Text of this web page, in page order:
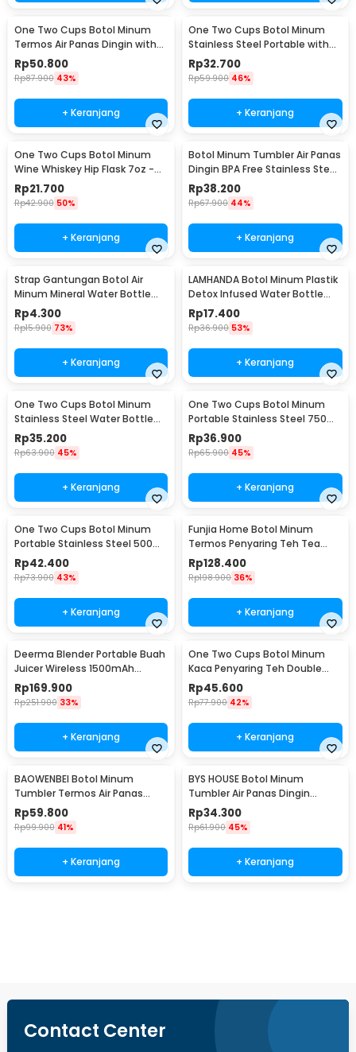
One Two Cups Botol Minum
Termos Air Panas Dingin with
Cup Head 500ml - SUS304
Rp50.800
Rp87.900 43%
+ Keranjang
One Two Cups Botol Minum
Stainless Steel Portable with
Carabiner 750ml - GBD
Rp32.700
Rp59.900 46%
+ Keranjang
One Two Cups Botol Minum
Wine Whiskey Hip Flask 7oz -
F0212
Rp21.700
Rp42.900 50%
+ Keranjang
Botol Minum Tumbler Air Panas
Dingin BPA Free Stainless Steel
350ml - HS-6983
Rp38.200
Rp67.900 44%
+ Keranjang
Strap Gantungan Botol Air
Minum Mineral Water Bottle
Belt Hanger - 3330
Rp4.300
Rp15.900 73%
+ Keranjang
LAMHANDA Botol Minum Plastik
Detox Infused Water Bottle
BPA Free 1L - QWF236
Rp17.400
Rp36.900 53%
+ Keranjang
One Two Cups Botol Minum
Stainless Steel Water Bottle
300ml - YM006
Rp35.200
Rp63.900 45%
+ Keranjang
One Two Cups Botol Minum
Portable Stainless Steel 750ml
- YM006
Rp36.900
Rp65.900 45%
+ Keranjang
One Two Cups Botol Minum
Portable Stainless Steel 500ml
- YM006
Rp42.400
Rp73.900 43%
+ Keranjang
Funjia Home Botol Minum
Termos Penyaring Teh Tea
Infuser 520ml
Rp128.400
Rp198.900 36%
+ Keranjang
Deerma Blender Portable Buah
Juicer Wireless 1500mAh
400ml - DEM-NU05
Rp169.900
Rp251.900 33%
+ Keranjang
One Two Cups Botol Minum
Kaca Penyaring Teh Double
Wall 230ml - X9001
Rp45.600
Rp77.900 42%
+ Keranjang
BAOWENBEI Botol Minum
Tumbler Termos Air Panas
Dingin Stainless 500ml - A1A0
Rp59.800
Rp99.900 41%
+ Keranjang
BYS HOUSE Botol Minum
Tumbler Air Panas Dingin
Stainless Steel 380ml - TY204
Rp34.300
Rp61.900 45%
+ Keranjang
Contact Center